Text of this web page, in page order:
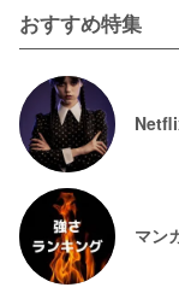
おすすめ特集
マン